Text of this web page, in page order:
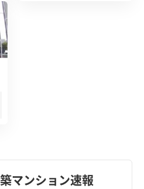
マンション速報